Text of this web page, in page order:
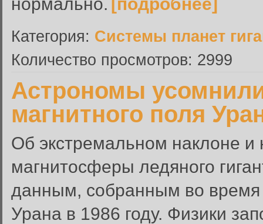
Категория: Системы планет
Количество просмотров: 2999
Астрономы
магнитного поля
Об экстремальном наклоне и
магнитосферы ледяного
данным, собранным во
Урана в 1986 году. Физики